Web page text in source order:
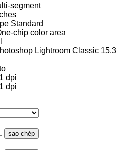
segment
Standard
chip color area
Lightroom Classic 15.3
dpi
dpi
sao chép